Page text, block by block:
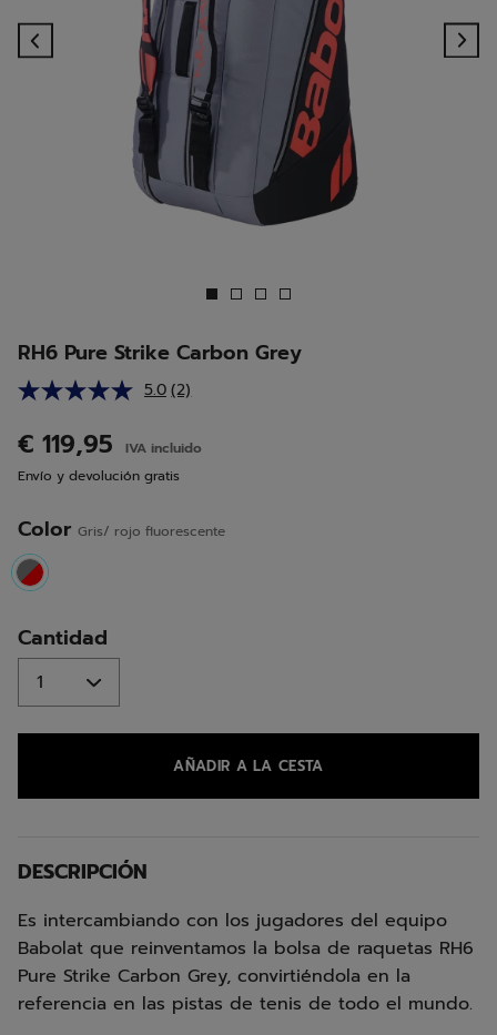
RH6 Pure Strike Carbon Grey
5.0 Lea
Enlace
en
la
página.
(2)
€ 119,95
IVA incluido
Envío y devolución gratis
Color Gris/ rojo fluorescente
selected
Cantidad
AÑADIR A LA CESTA
DESCRIPCIÓN
Es intercambiando con los jugadores del equipo
Babolat que reinventamos la bolsa de raquetas RH6
Pure Strike Carbon Grey, convirtiéndola en la
referencia en las pistas de tenis de todo el mundo.